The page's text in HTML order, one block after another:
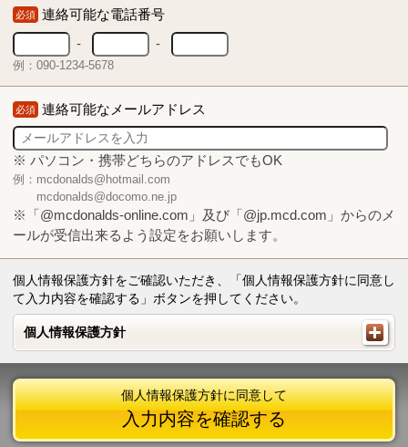
必須 連絡可能な電話番号
-
-
例：090-1234-5678
必須 連絡可能なメールアドレス
※ パソコン・携帯どちらのアドレスでもOK
例：mcdonalds@hotmail.com
mcdonalds@docomo.ne.jp
※「@mcdonalds-online.com」及び「@jp.mcd.com」からのメ
ールが受信出来るよう設定をお願いします。
個人情報保護方針をご確認いただき、「個人情報保護方針に同意し
て入力内容を確認する」ボタンを押してください。
個人情報保護方針
個人情報保護方針
個人情報保護方針に同意して
入力内容を確認する